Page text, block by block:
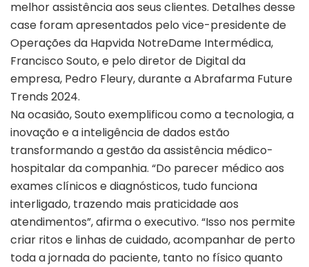
melhor assistência aos seus clientes. Detalhes desse
case foram apresentados pelo vice-presidente de
Operações da Hapvida NotreDame Intermédica,
Francisco Souto, e pelo diretor de Digital da
empresa, Pedro Fleury, durante a Abrafarma Future
Trends 2024.
Na ocasião, Souto exemplificou como a tecnologia, a
inovação e a inteligência de dados estão
transformando a gestão da assistência médico-
hospitalar da companhia. “Do parecer médico aos
exames clínicos e diagnósticos, tudo funciona
interligado, trazendo mais praticidade aos
atendimentos”, afirma o executivo. “Isso nos permite
criar ritos e linhas de cuidado, acompanhar de perto
toda a jornada do paciente, tanto no físico quanto